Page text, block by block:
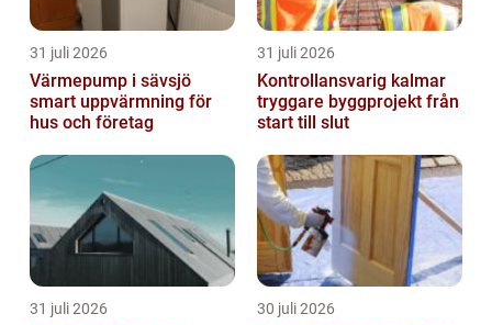
31 juli 2026
Värmepump i sävsjö
smart uppvärmning för
hus och företag
31 juli 2026
Kontrollansvarig kalmar
tryggare byggprojekt från
start till slut
31 juli 2026 30 juli 2026